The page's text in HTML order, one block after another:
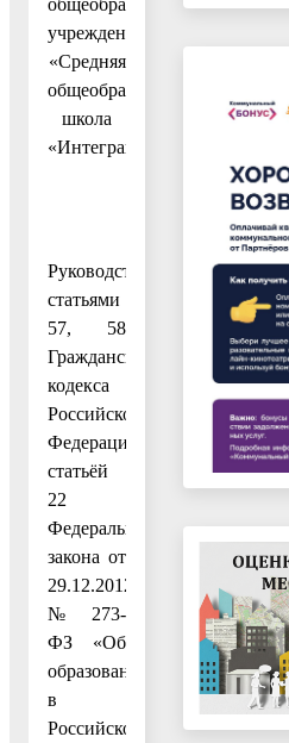
учреждения
«Средняя
общеобразовательная
школа
«Интеграция»
Руководствуясь
статьями
57, 58
Гражданского
кодекса
Российской
Федерации,
статьёй
22
Федерального
закона от
29.12.2012
№ 273-
ФЗ «Об
образовании
в
Российской